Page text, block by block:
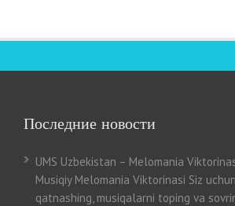
Последние новости
UMS Uzbekistan – Melomania
Musiqiy Melomania Viktorinasi Siz
qatnashing, musiqalarni toping va